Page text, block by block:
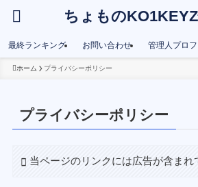
ちょもの
最終ランキング お問い合わせ 管理人プロ
ホーム プライバシーポリシー
プライバシーポリシー
当ページのリンクには広告が含まれ